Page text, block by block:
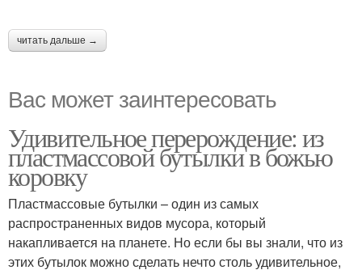
читать дальше →
Вас может заинтересовать
Удивительное перерождение: из
пластмассовой бутылки в божью
коровку
Пластмассовые бутылки – один из самых
распространенных видов мусора, который
накапливается на планете. Но если бы вы знали, что из
этих бутылок можно сделать нечто столь удивительное,